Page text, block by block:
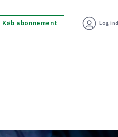
Køb abonnement Log ind